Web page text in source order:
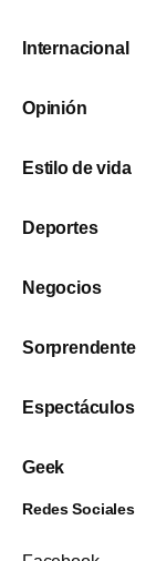
Internacional
Opinión
Estilo de vida
Deportes
Negocios
Sorprendente
Espectáculos
Geek
Redes Sociales